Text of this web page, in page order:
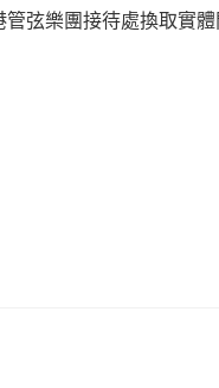
弦樂團接待處換取實